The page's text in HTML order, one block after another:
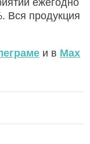
Вся продукция
и в Max